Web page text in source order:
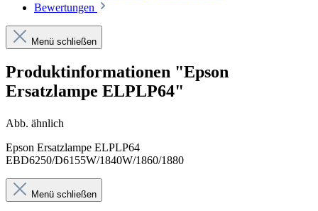
Bewertungen
Menü schließen
Produktinformationen "Epson
Ersatzlampe ELPLP64"
Abb. ähnlich
Epson Ersatzlampe ELPLP64
EBD6250/D6155W/1840W/1860/1880
Menü schließen